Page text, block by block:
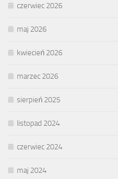
czerwiec 2026
maj 2026
kwiecień 2026
marzec 2026
sierpień 2025
listopad 2024
czerwiec 2024
maj 2024